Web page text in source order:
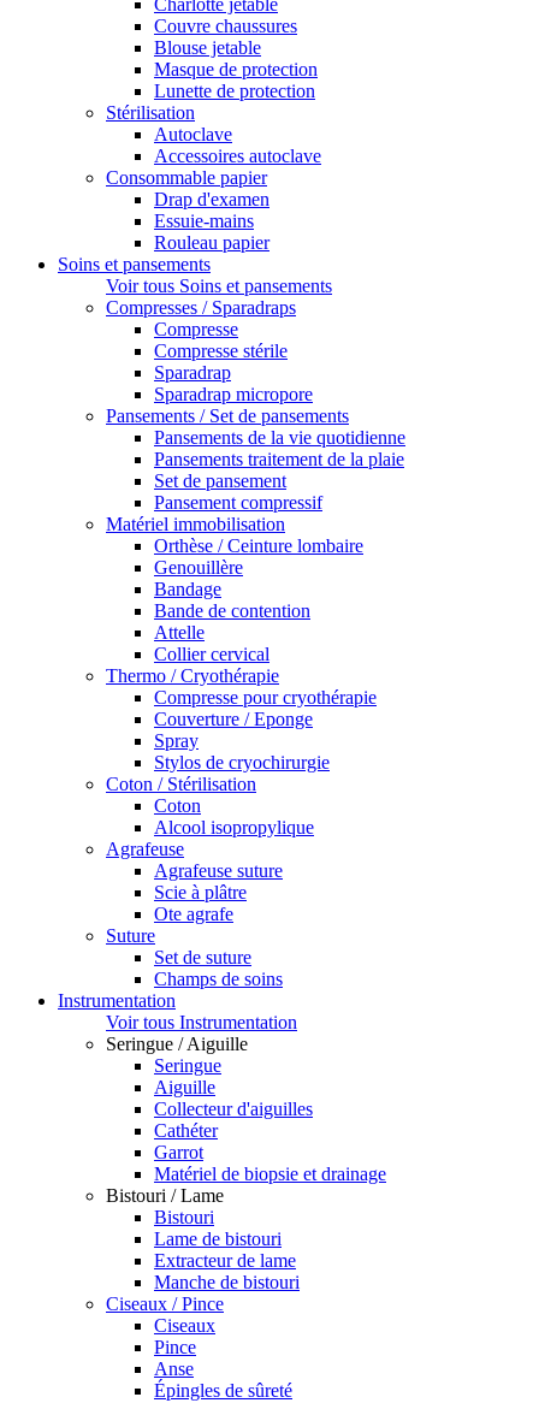
Charlotte jetable
Couvre chaussures
Blouse jetable
Masque de protection
Lunette de protection
Stérilisation
Autoclave
Accessoires autoclave
Consommable papier
Drap d'examen
Essuie-mains
Rouleau papier
Soins et pansements
Voir tous Soins et pansements
Compresses / Sparadraps
Compresse
Compresse stérile
Sparadrap
Sparadrap micropore
Pansements / Set de pansements
Pansements de la vie quotidienne
Pansements traitement de la plaie
Set de pansement
Pansement compressif
Matériel immobilisation
Orthèse / Ceinture lombaire
Genouillère
Bandage
Bande de contention
Attelle
Collier cervical
Thermo / Cryothérapie
Compresse pour cryothérapie
Couverture / Eponge
Spray
Stylos de cryochirurgie
Coton / Stérilisation
Coton
Alcool isopropylique
Agrafeuse
Agrafeuse suture
Scie à plâtre
Ote agrafe
Suture
Set de suture
Champs de soins
Instrumentation
Voir tous Instrumentation
Seringue / Aiguille
Seringue
Aiguille
Collecteur d'aiguilles
Cathéter
Garrot
Matériel de biopsie et drainage
Bistouri / Lame
Bistouri
Lame de bistouri
Extracteur de lame
Manche de bistouri
Ciseaux / Pince
Ciseaux
Pince
Anse
Épingles de sûreté